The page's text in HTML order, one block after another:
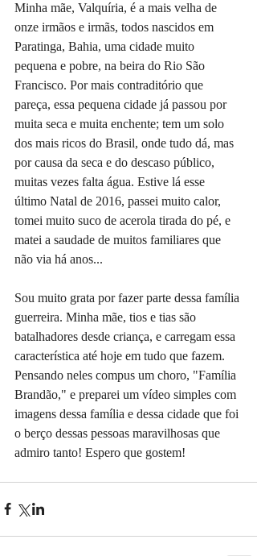
Minha mãe, Valquíria, é a mais velha de
onze irmãos e irmãs, todos nascidos em
Paratinga, Bahia, uma cidade muito
pequena e pobre, na beira do Rio São
Francisco. Por mais contraditório que
pareça, essa pequena cidade já passou por
muita seca e muita enchente; tem um solo
dos mais ricos do Brasil, onde tudo dá, mas
por causa da seca e do descaso público,
muitas vezes falta água. Estive lá esse
último Natal de 2016, passei muito calor,
tomei muito suco de acerola tirada do pé, e
matei a saudade de muitos familiares que
não via há anos...
Sou muito grata por fazer parte dessa família
guerreira. Minha mãe, tios e tias são
batalhadores desde criança, e carregam essa
característica até hoje em tudo que fazem.
Pensando neles compus um choro, "Família
Brandão," e preparei um vídeo simples com
imagens dessa família e dessa cidade que foi
o berço dessas pessoas maravilhosas que
admiro tanto! Espero que gostem!